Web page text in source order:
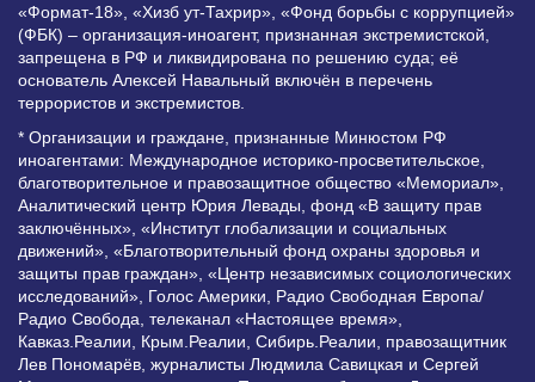
«Формат-18», «Хизб ут-Тахрир», «Фонд борьбы с коррупцией»
(ФБК) – организация-иноагент, признанная экстремистской,
запрещена в РФ и ликвидирована по решению суда; её
основатель Алексей Навальный включён в перечень
террористов и экстремистов.
* Организации и граждане, признанные Минюстом РФ
иноагентами: Международное историко-просветительское,
благотворительное и правозащитное общество «Мемориал»,
Аналитический центр Юрия Левады, фонд «В защиту прав
заключённых», «Институт глобализации и социальных
движений», «Благотворительный фонд охраны здоровья и
защиты прав граждан», «Центр независимых социологических
исследований», Голос Америки, Радио Свободная Европа/
Радио Свобода, телеканал «Настоящее время»,
Кавказ.Реалии, Крым.Реалии, Сибирь.Реалии, правозащитник
Лев Пономарёв, журналисты Людмила Савицкая и Сергей